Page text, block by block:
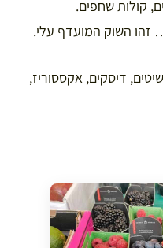
קולות שחפים.
השוק המועדף עלי.
דיסקים, אקססוריז,